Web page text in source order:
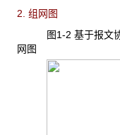
2. 组网图
图1-2 基于报文
网图